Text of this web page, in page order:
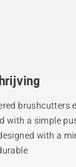
brushcutters
with a simple
with a